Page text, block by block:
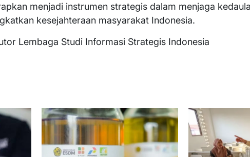
menjadi instrumen strategis dalam menjaga
kesejahteraan masyarakat Indonesia.
Lembaga Studi Informasi Strategis Indonesia